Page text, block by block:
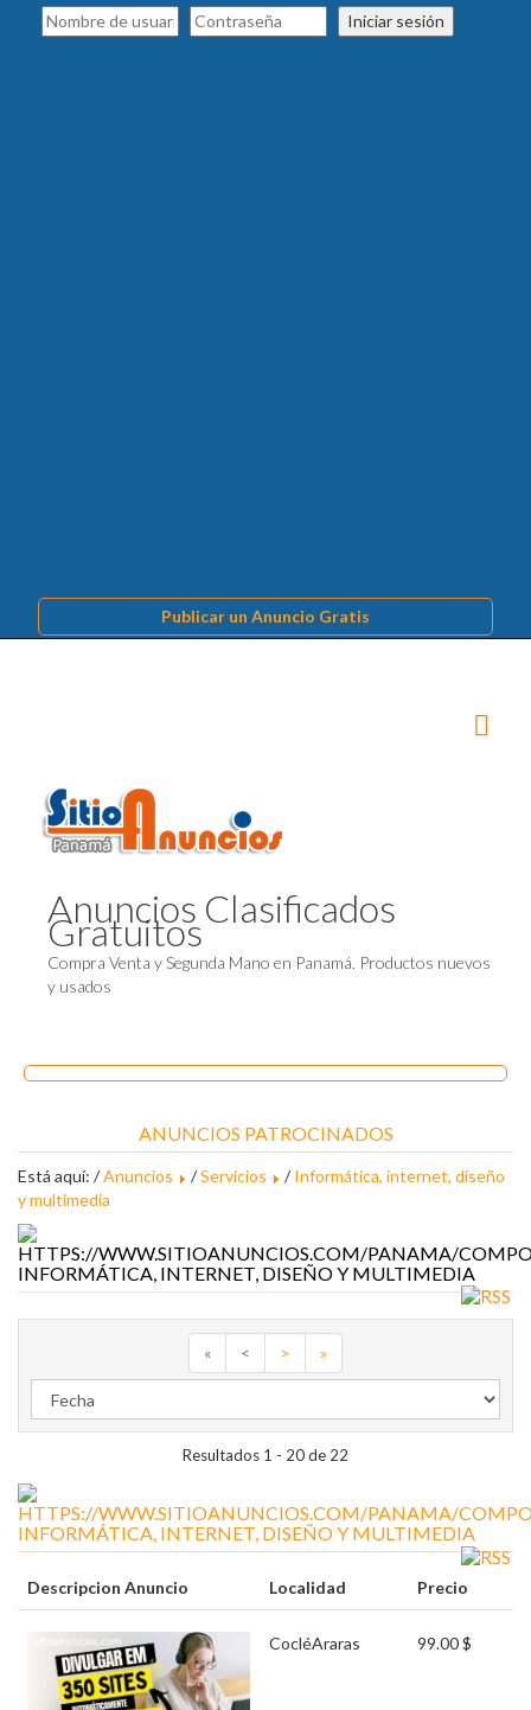
Iniciar sesión
Publicar un Anuncio Gratis
Anuncios Clasificados
Gratuitos
Compra Venta y Segunda Mano en Panamá. Productos nuevos
y usados
ANUNCIOS PATROCINADOS
Está aquí: /Anuncios /Servicios /Informática, internet, diseño
y multimedia
INFORMÁTICA, INTERNET, DISEÑO Y MULTIMEDIA
« < > »
Resultados 1 - 20 de 22
INFORMÁTICA, INTERNET, DISEÑO Y MULTIMEDIA
Descripcion Anuncio Localidad Precio
CocléAraras 99.00 $